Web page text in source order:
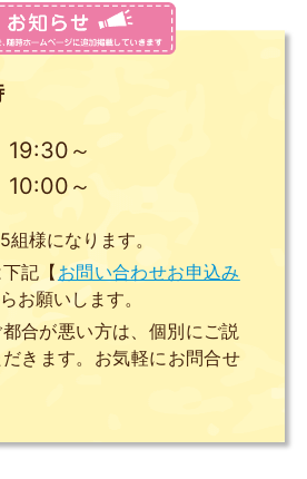
～
～
様になります。
記【 お問い合わせお申込み
お願いします。
都合が悪い方は、個別にご説
きます。お気軽にお問合せ